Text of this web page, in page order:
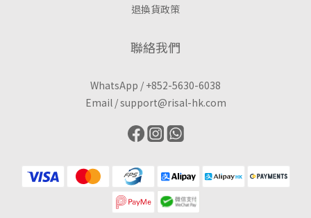
退換貨政策
聯絡我們
WhatsApp / +852-5630-6038
Email /support@risal-hk.com